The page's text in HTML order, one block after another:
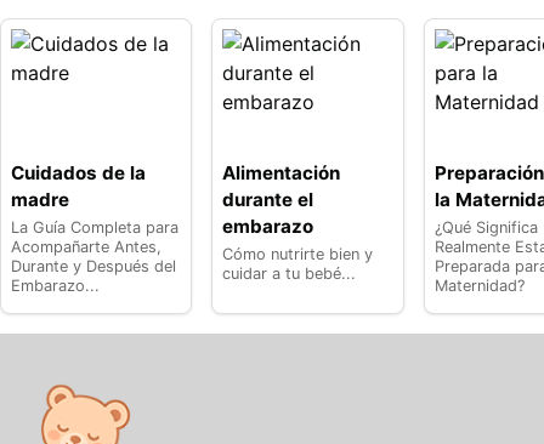
Cuidados de la
madre
La Guía Completa para
Acompañarte Antes,
Durante y Después del
Embarazo...
Alimentación
durante el
embarazo
Cómo nutrirte bien y
cuidar a tu bebé...
la
¿Qué Significa
Realmente
Preparada
Maternidad?